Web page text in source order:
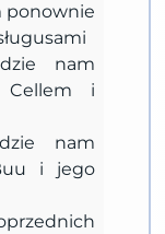
ponownie
nam
Cellem i
nam
i jego